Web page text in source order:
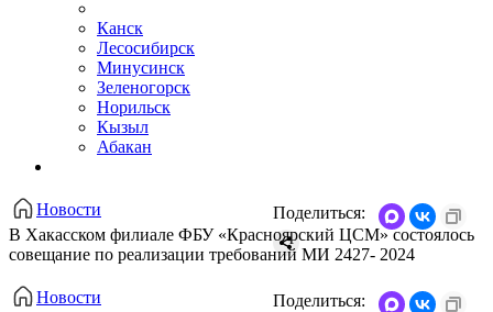
Канск
Лесосибирск
Минусинск
Зеленогорск
Норильск
Кызыл
Абакан
Новости
В Хакасском филиале ФБУ «Красноярский ЦСМ» состоялось
совещание по реализации требований МИ 2427- 2024
Поделиться:
Новости
Поделиться: